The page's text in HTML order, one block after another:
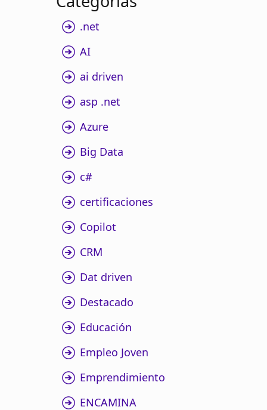
.net
AI
ai driven
asp .net
Azure
Big Data
c#
certificaciones
Copilot
CRM
Dat driven
Destacado
Educación
Empleo Joven
Emprendimiento
ENCAMINA